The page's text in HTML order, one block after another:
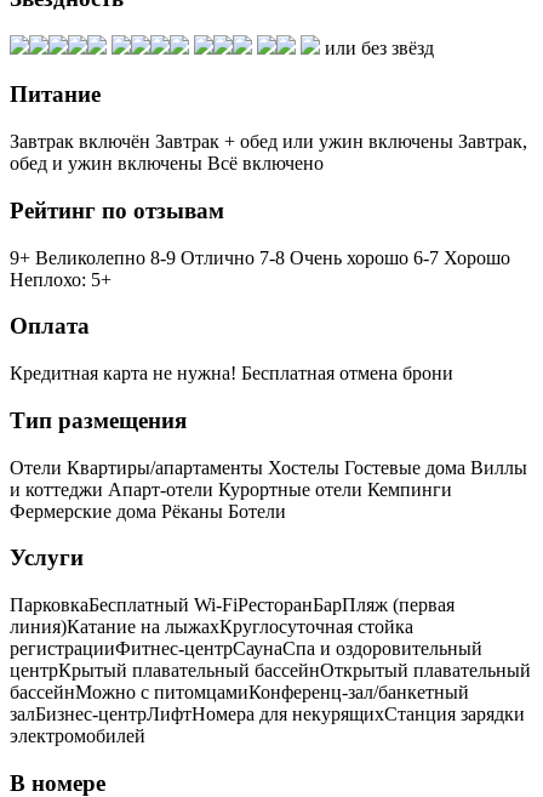
или без звёзд
Питание
Завтрак включён Завтрак + обед или ужин включены Завтрак,
обед и ужин включены Всё включено
Рейтинг по отзывам
9+ Великолепно 8-9 Отлично 7-8 Очень хорошо 6-7 Хорошо
Неплохо: 5+
Оплата
Кредитная карта не нужна! Бесплатная отмена брони
Тип размещения
Отели Квартиры/апартаменты Хостелы Гостевые дома Виллы
и коттеджи Апарт-отели Курортные отели Кемпинги
Фермерские дома Рёканы Ботели
Услуги
ПарковкаБесплатный Wi-FiРесторанБарПляж (первая
линия)Катание на лыжахКруглосуточная стойка
регистрацииФитнес-центрСаунаСпа и оздоровительный
центрКрытый плавательный бассейнОткрытый плавательный
бассейнМожно с питомцамиКонференц-зал/банкетный
залБизнес-центрЛифтНомера для некурящихCтанция зарядки
электромобилей
В номере